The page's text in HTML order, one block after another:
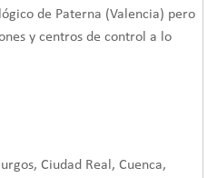
de Paterna (Valencia) pero
y centros de control a lo
Ciudad Real, Cuenca,